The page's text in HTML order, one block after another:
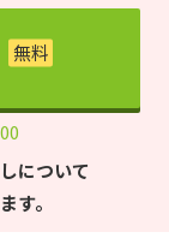
について
す。